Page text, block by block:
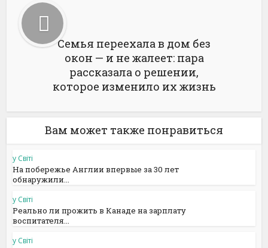
Семья переехала в дом без
окон — и не жалеет: пара
рассказала о решении,
которое изменило их жизнь
Вам может также понравиться
у Світі
На побережье Англии впервые за 30 лет
обнаружили...
у Світі
Реально ли прожить в Канаде на зарплату
воспитателя...
у Світі